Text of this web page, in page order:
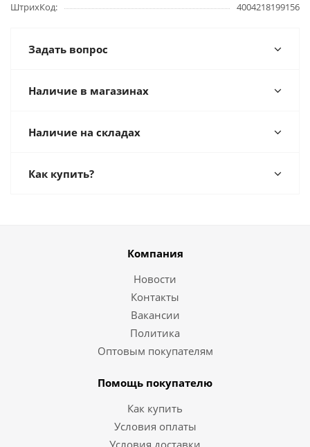
ШтрихКод 4004218199156
Задать вопрос
Наличие в магазинах
Наличие на складах
Как купить?
Компания
Новости
Контакты
Вакансии
Политика
Оптовым покупателям
Помощь покупателю
Как купить
Условия оплаты